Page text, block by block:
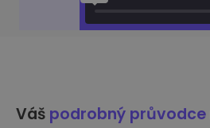
Váš podrobný průvodce